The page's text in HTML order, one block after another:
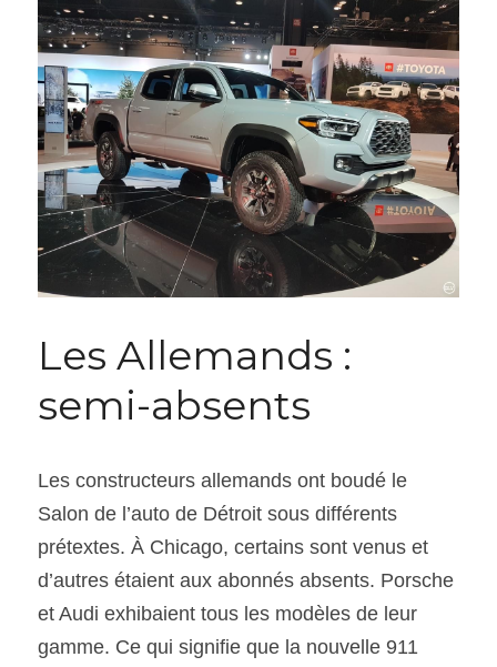
Les Allemands :
semi-absents
Les constructeurs allemands ont boudé le
Salon de l’auto de Détroit sous différents
prétextes. À Chicago, certains sont venus et
d’autres étaient aux abonnés absents. Porsche
et Audi exhibaient tous les modèles de leur
gamme. Ce qui signifie que la nouvelle 911